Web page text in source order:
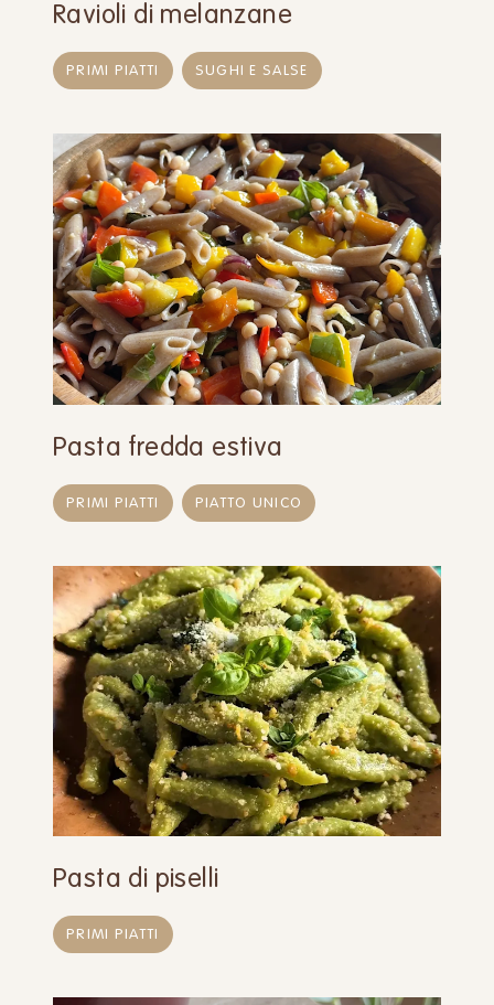
Ravioli di melanzane
PRIMI PIATTI SUGHI E SALSE
Pasta fredda estiva
PRIMI PIATTI PIATTO UNICO
Pasta di piselli
PRIMI PIATTI